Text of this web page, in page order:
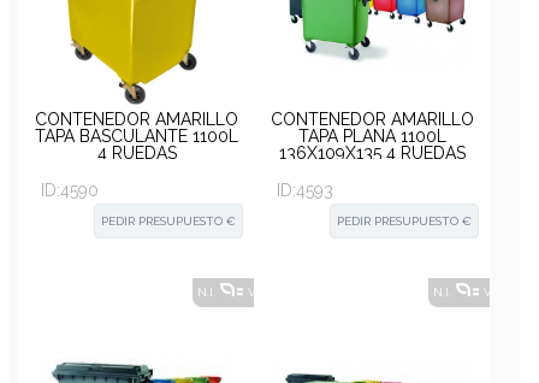
CONTENEDOR AMARILLO
TAPA BASCULANTE 1100L
4 RUEDAS
ID:4590
PEDIR PRESUPUESTO €
CONTENEDOR AMARILLO
TAPA PLANA 1100L
136X109X135 4 RUEDAS
ID:4593
PEDIR PRESUPUESTO €
N.I. VER ALTERNATIVAS N.I. VER